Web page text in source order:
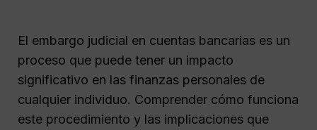
El embargo judicial en cuentas bancarias es un
proceso que puede tener un impacto
significativo en las finanzas personales de
cualquier individuo. Comprender cómo funciona
este procedimiento y las implicaciones que